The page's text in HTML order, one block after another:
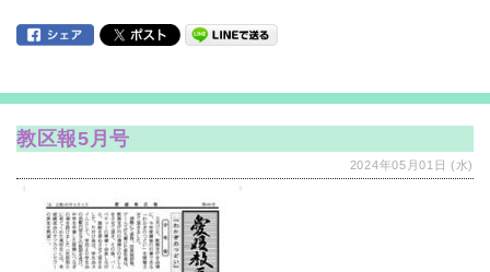
教区報5月号
2024年05月01日 (水)